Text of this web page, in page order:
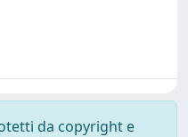
da copyright e